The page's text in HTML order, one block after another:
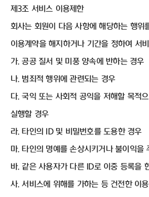
제3조 서비스 이용제한
회사는 회원이 다음 사항에 해당하는 행위
이용계약을 해지하거나 기간을 정하여 서
가. 공공 질서 및 미풍 양속에 반하는 경우
나. 범죄적 행위에 관련되는 경우
다. 국익 또는 사회적 공익을 저해할 목적
실행할 경우
라. 타인의 ID 및 비밀번호를 도용한 경우
마. 타인의 명예를 손상시키거나 불이익을
바. 같은 사용자가 다른 ID로 이중 등록을
사. 서비스에 위해를 가하는 등 건전한 이